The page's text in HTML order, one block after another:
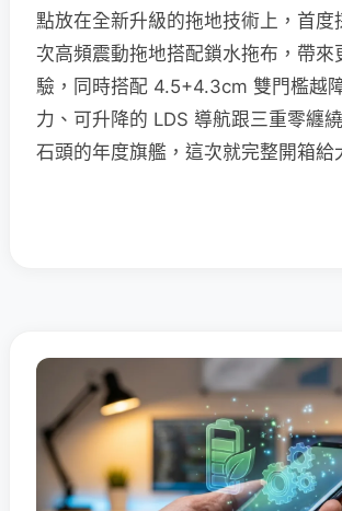
點放在全新升級的拖地技術上，首
次高頻震動拖地搭配鎖水拖布，帶來
驗，同時搭配 4.5+4.3cm 雙門檻越
力、可升降的 LDS 導航跟三重零纏
石頭的年度旗艦，這次就完整開箱給